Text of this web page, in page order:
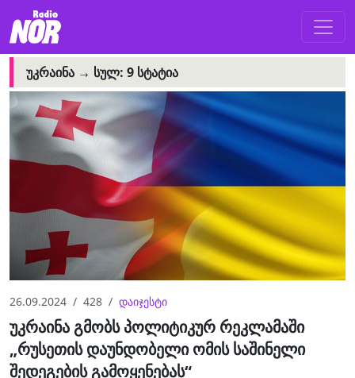
ᲣᲙᲠᲐᲘᲜᲐ → ᲡᲣᲚ: 9 ᲡᲢᲐᲢᲘᲐ
26.09.2024 428 დაიჯესტი
უკრაინა გმობს პოლიტიკურ რეკლამაში
„რუსეთის დაუნდობელი ომის საშინელი
შედეგების გამოყენებას“